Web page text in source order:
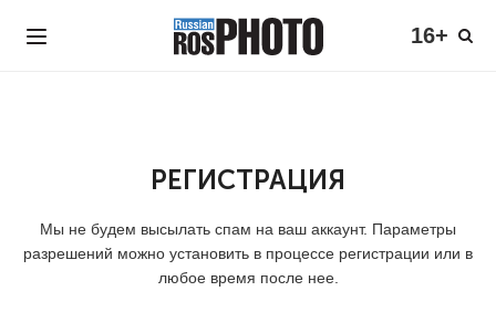
16+
РЕГИСТРАЦИЯ
Мы не будем высылать спам на ваш аккаунт. Параметры
разрешений можно установить в процессе регистрации или в
любое время после нее.